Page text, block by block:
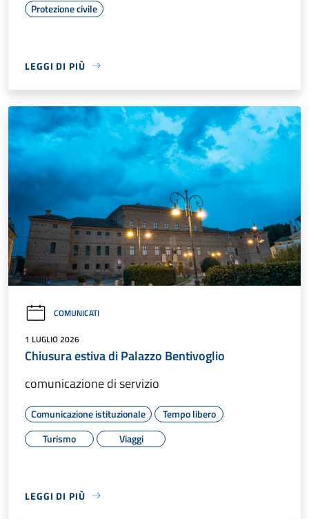
Protezione civile
LEGGI DI PIÙ
COMUNICATI
1 LUGLIO 2026
Chiusura estiva di Palazzo Bentivoglio
comunicazione di servizio
Comunicazione istituzionale
Tempo libero
Turismo
Viaggi
LEGGI DI PIÙ